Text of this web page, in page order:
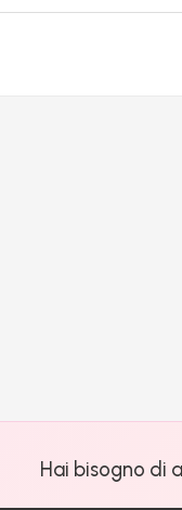
Hai bisogno di